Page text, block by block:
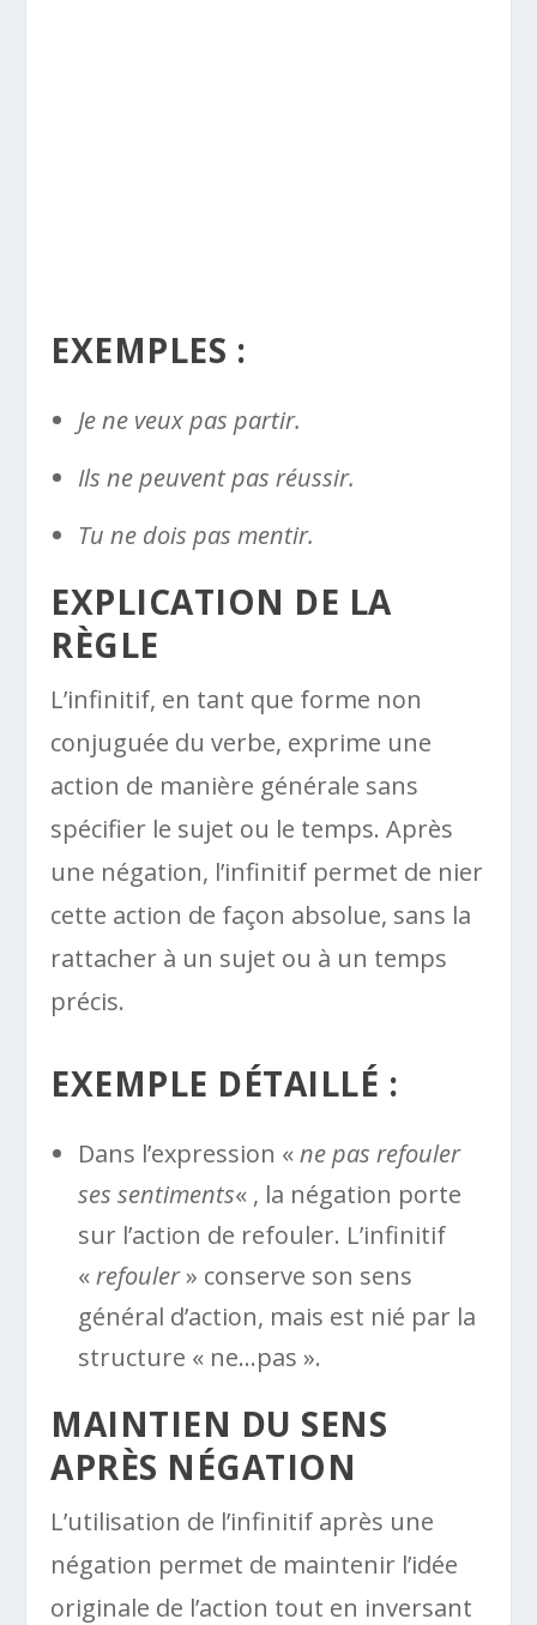
EXEMPLES :
Je ne veux pas partir.
Ils ne peuvent pas réussir.
Tu ne dois pas mentir.
EXPLICATION DE LA
RÈGLE
L’infinitif, en tant que forme non
conjuguée du verbe, exprime une
action de manière générale sans
spécifier le sujet ou le temps. Après
une négation, l’infinitif permet de nier
cette action de façon absolue, sans la
rattacher à un sujet ou à un temps
précis.
EXEMPLE DÉTAILLÉ :
Dans l’expression «ne pas refouler
ses sentiments« , la négation porte
sur l’action de refouler. L’infinitif
«refouler» conserve son sens
général d’action, mais est nié par la
structure « ne…pas ».
MAINTIEN DU SENS
APRÈS NÉGATION
L’utilisation de l’infinitif après une
négation permet de maintenir l’idée
originale de l’action tout en inversant